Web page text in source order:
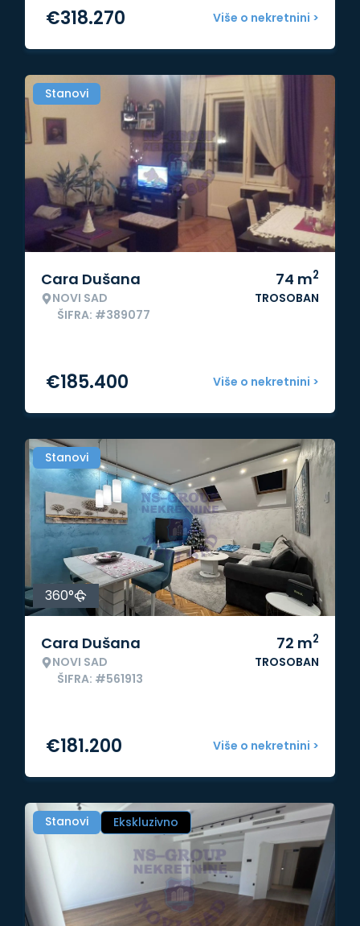
Više o nekretnini >
€318.270
Stanovi
Cara Dušana
NOVI SAD
ŠIFRA: #389077
74 m2
TROSOBAN
Više o nekretnini >
€185.400
Stanovi
360°
Cara Dušana
NOVI SAD
ŠIFRA: #561913
72 m2
TROSOBAN
Više o nekretnini >
€181.200
Stanovi Ekskluzivno